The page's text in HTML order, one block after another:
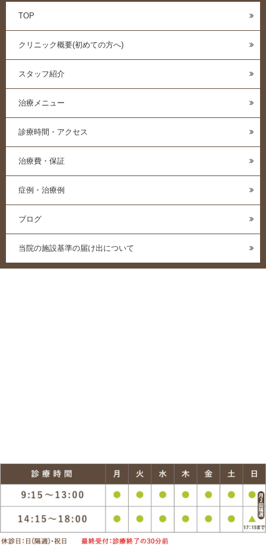
TOP
クリニック概要(初めての方へ)
スタッフ紹介
治療メニュー
診療時間・アクセス
治療費・保証
症例・治療例
ブログ
当院の施設基準の届け出について